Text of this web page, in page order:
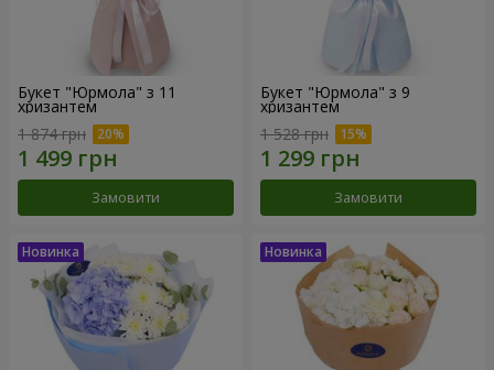
Букет "Юрмола" з 11
хризантем
1 874 грн
Замовити
Букет "Юрмола" з 9
хризантем
1 528 грн
Замовити